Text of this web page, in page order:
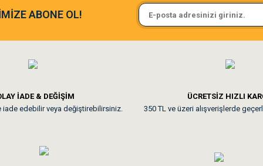
yardımcı
kaliteli
ve paketlemesine bayıldım
Sa**** On******
Pamuk için aradığım tüm
Uygun fiyatta olması iyi.
ABONE OL!
İADE & DEĞİŞİM
iade edebilir veya değiştirebilirsiniz.
ÜCRETSİZ HIZLI
350 TL ve üzeri alışverişlerde